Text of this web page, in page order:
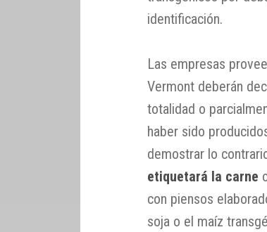
identificación.
Las empresas
Vermont deberán
totalidad o
haber sido
demostrar lo
etiquetará la carne
con piensos
soja o el maíz